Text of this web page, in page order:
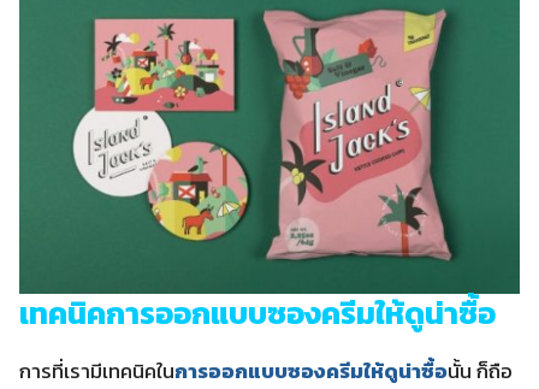
เทคนิคการออกแบบซองครีมให้ดูน่าซื้อ
การที่เรามีเทคนิคในการออกแบบซองครีมให้ดูน่าซื้อนั้น ก็ถือ